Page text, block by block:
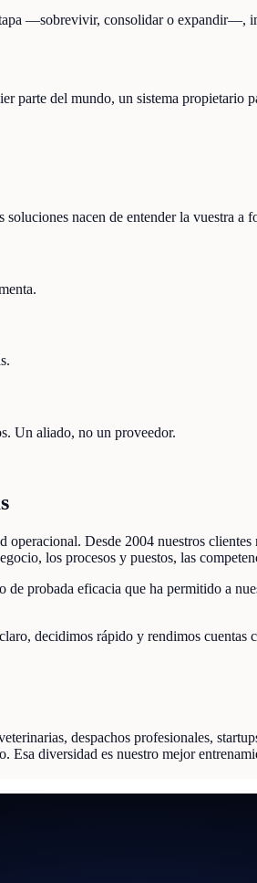
—sobrevivir, consolidar o expandir—,
parte del mundo, un sistema
nacen de entender la vuestra a
Un aliado, no un proveedor.
Desde 2004 nuestros
los procesos y puestos, las
probada eficacia que ha permitido a
decidimos rápido y rendimos cuentas
despachos profesionales,
Esa diversidad es nuestro mejor